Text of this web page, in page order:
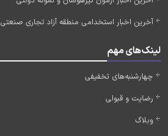
آخرین اخبار استخدامی منطقه آزاد تجاری صنعتی 1405
لینک‌های مهم
چهارشنبه‌های تخفیفی
رضایت و قبولی
وبلاگ